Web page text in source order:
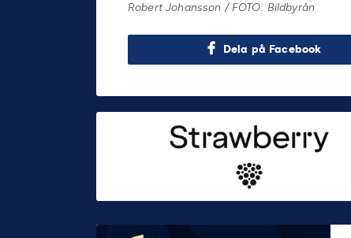
Robert Johansson / FOTO: Bildbyrån
Dela på Facebook